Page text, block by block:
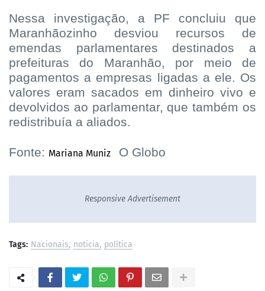
Nessa investigação, a PF concluiu que
Maranhãozinho desviou recursos de
emendas parlamentares destinados a
prefeituras do Maranhão, por meio de
pagamentos a empresas ligadas a ele. Os
valores eram sacados em dinheiro vivo e
devolvidos ao parlamentar, que também os
redistribuía a aliados.
Fonte: Mariana Muniz O Globo
Responsive Advertisement
Tags: Nacionais noticia política